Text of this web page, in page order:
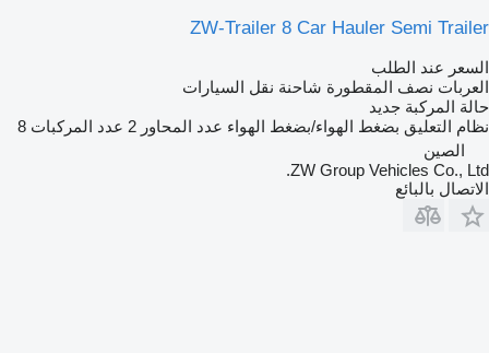
ZW-Trailer 8 Car Hauler Semi Trailer
السعر عند الطلب
العربات نصف المقطورة شاحنة نقل السيارات
حالة المركبة جديد
نظام التعليق بضغط الهواء/بضغط الهواء عدد المحاور 2 عدد المركبات 8
الصين
ZW Group Vehicles Co., Ltd.
الاتصال بالبائع